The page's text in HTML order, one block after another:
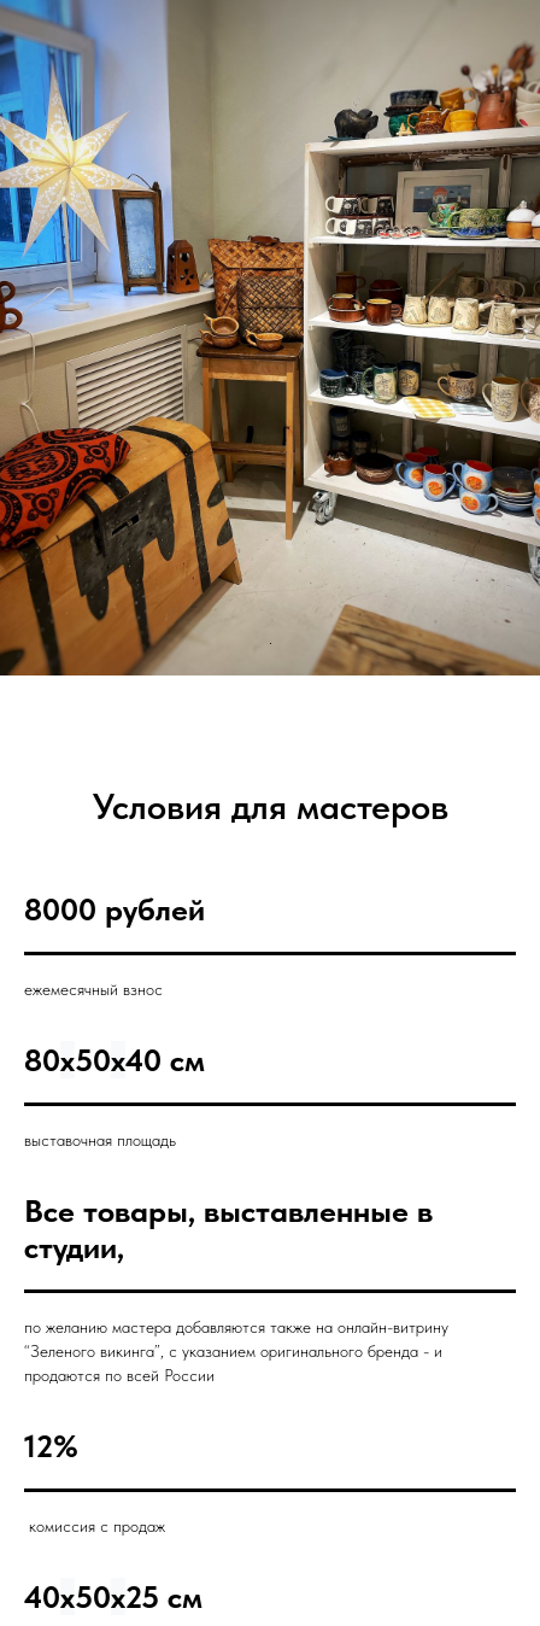
Условия для мастеров
8000 рублей
ежемесячный взнос
80x50x40 см
выставочная площадь
Все товары, выставленные в
студии,
по желанию мастера добавляются также на онлайн-витрину
“Зеленого викинга”, с указанием оригинального бренда - и
продаются по всей России
12%
комиссия с продаж
40x50x25 см